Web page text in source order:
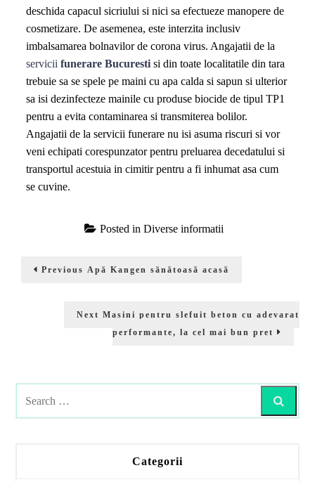
deschida capacul sicriului si nici sa efectueze manopere de
cosmetizare. De asemenea, este interzita inclusiv
imbalsamarea bolnavilor de corona virus. Angajatii de la
serviciifunerare Bucuresti si din toate localitatile din tara
trebuie sa se spele pe maini cu apa calda si sapun si ulterior
sa isi dezinfecteze mainile cu produse biocide de tipul TP1
pentru a evita contaminarea si transmiterea bolilor.
Angajatii de la servicii funerare nu isi asuma riscuri si vor
veni echipati corespunzator pentru preluarea decedatului si
transportul acestuia in cimitir pentru a fi inhumat asa cum
se cuvine.
Posted in Diverse informatii
Previous
Previous
Apă Kangen sănătoasă acasă
Next Next
Masini pentru slefuit beton cu adevarat
performante, la cel mai bun pret
Categorii